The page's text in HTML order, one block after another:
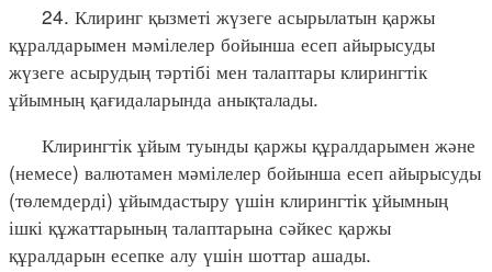
24. Клиринг қызметі жүзеге асырылатын қаржы
құралдарымен мәмілелер бойынша есеп айырысуды
жүзеге асырудың тәртібі мен талаптары клирингтік
ұйымның қағидаларында анықталады.
Клирингтік ұйым туынды қаржы құралдарымен және
(немесе) валютамен мәмілелер бойынша есеп айырысуды
(төлемдерді) ұйымдастыру үшін клирингтік ұйымның
ішкі құжаттарының талаптарына сәйкес қаржы
құралдарын есепке алу үшін шоттар ашады.